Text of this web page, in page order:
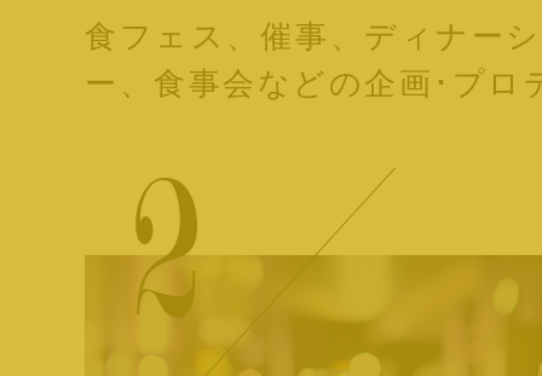
食フェス、催事、ディナー
ー、食事会などの企画･プロ